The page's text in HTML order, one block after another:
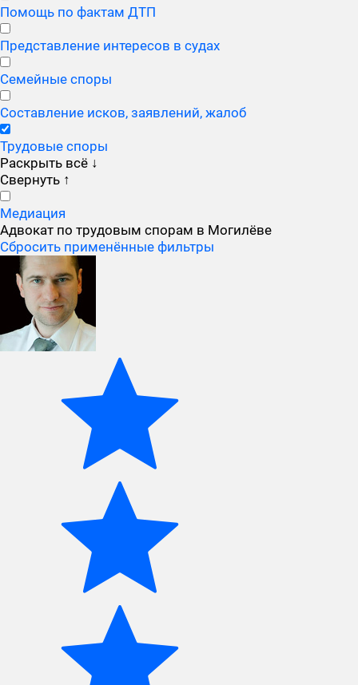
Помощь по фактам ДТП
Представление интересов в судах
Семейные споры
Составление исков, заявлений, жалоб
Трудовые споры
Раскрыть всё ↓
Свернуть ↑
Медиация
Адвокат по трудовым спорам в Могилёве
Сбросить применённые фильтры